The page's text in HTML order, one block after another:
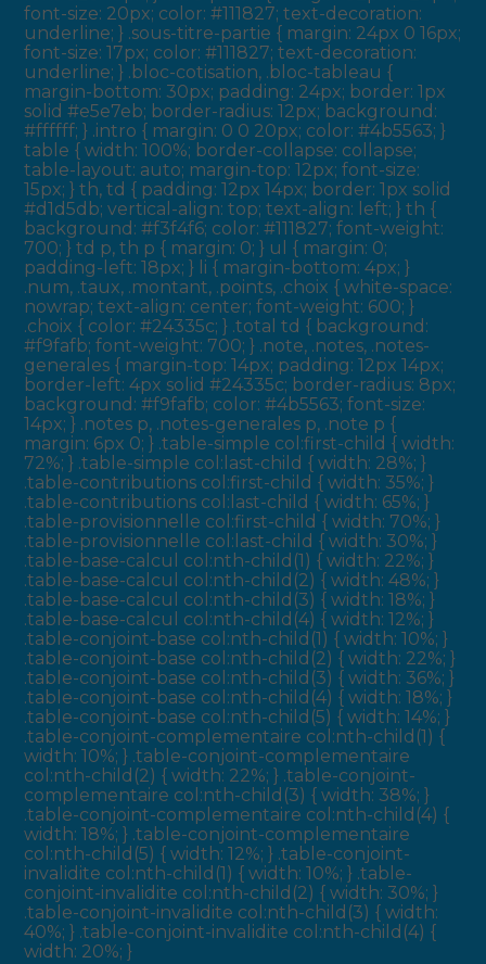
font-size: 20px; color: #111827; text-decoration:
underline; } .sous-titre-partie { margin: 24px 0 16px;
font-size: 17px; color: #111827; text-decoration:
underline; } .bloc-cotisation, .bloc-tableau {
margin-bottom: 30px; padding: 24px; border: 1px
solid #e5e7eb; border-radius: 12px; background:
#ffffff; } .intro { margin: 0 0 20px; color: #4b5563; }
table { width: 100%; border-collapse: collapse;
table-layout: auto; margin-top: 12px; font-size:
15px; } th, td { padding: 12px 14px; border: 1px solid
#d1d5db; vertical-align: top; text-align: left; } th {
background: #f3f4f6; color: #111827; font-weight:
700; } td p, th p { margin: 0; } ul { margin: 0;
padding-left: 18px; } li { margin-bottom: 4px; }
.num, .taux, .montant, .points, .choix { white-space:
nowrap; text-align: center; font-weight: 600; }
.choix { color: #24335c; } .total td { background:
#f9fafb; font-weight: 700; } .note, .notes, .notes-
generales { margin-top: 14px; padding: 12px 14px;
border-left: 4px solid #24335c; border-radius: 8px;
background: #f9fafb; color: #4b5563; font-size:
14px; } .notes p, .notes-generales p, .note p {
margin: 6px 0; } .table-simple col:first-child { width:
72%; } .table-simple col:last-child { width: 28%; }
.table-contributions col:first-child { width: 35%; }
.table-contributions col:last-child { width: 65%; }
.table-provisionnelle col:first-child { width: 70%; }
.table-provisionnelle col:last-child { width: 30%; }
.table-base-calcul col:nth-child(1) { width: 22%; }
.table-base-calcul col:nth-child(2) { width: 48%; }
.table-base-calcul col:nth-child(3) { width: 18%; }
.table-base-calcul col:nth-child(4) { width: 12%; }
.table-conjoint-base col:nth-child(1) { width: 10%; }
.table-conjoint-base col:nth-child(2) { width: 22%; }
.table-conjoint-base col:nth-child(3) { width: 36%; }
.table-conjoint-base col:nth-child(4) { width: 18%; }
.table-conjoint-base col:nth-child(5) { width: 14%; }
.table-conjoint-complementaire col:nth-child(1) {
width: 10%; } .table-conjoint-complementaire
col:nth-child(2) { width: 22%; } .table-conjoint-
complementaire col:nth-child(3) { width: 38%; }
.table-conjoint-complementaire col:nth-child(4) {
width: 18%; } .table-conjoint-complementaire
col:nth-child(5) { width: 12%; } .table-conjoint-
invalidite col:nth-child(1) { width: 10%; } .table-
conjoint-invalidite col:nth-child(2) { width: 30%; }
.table-conjoint-invalidite col:nth-child(3) { width:
40%; } .table-conjoint-invalidite col:nth-child(4) {
width: 20%; }